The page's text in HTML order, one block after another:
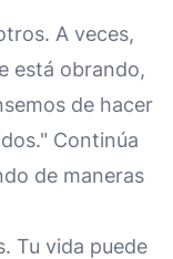
A veces,
está obrando,
de hacer
Continúa
de maneras
Tu vida puede